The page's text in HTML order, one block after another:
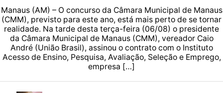
Manaus (AM) – O concurso da Câmara Municipal de Manaus
(CMM), previsto para este ano, está mais perto de se tornar
realidade. Na tarde desta terça-feira (06/08) o presidente
da Câmara Municipal de Manaus (CMM), vereador Caio
André (União Brasil), assinou o contrato com o Instituto
Acesso de Ensino, Pesquisa, Avaliação, Seleção e Emprego,
empresa […]